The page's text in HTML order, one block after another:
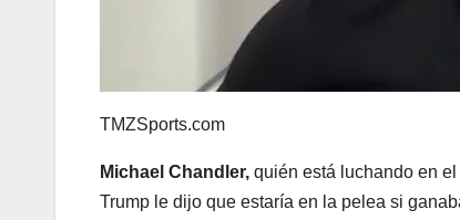
TMZSports.com
Michael Chandler, quién está luchando en
Trump le dijo que estaría en la pelea si